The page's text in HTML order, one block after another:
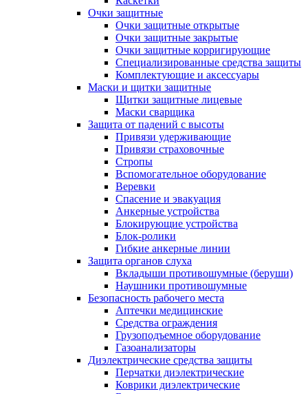
Очки защитные
Очки защитные открытые
Очки защитные закрытые
Очки защитные корригирующие
Специализированные средства защиты
Комплектующие и аксессуары
Маски и щитки защитные
Щитки защитные лицевые
Маски сварщика
Защита от падений с высоты
Привязи удерживающие
Привязи страховочные
Стропы
Вспомогательное оборудование
Веревки
Спасение и эвакуация
Анкерные устройства
Блокирующие устройства
Блок-ролики
Гибкие анкерные линии
Защита органов слуха
Вкладыши противошумные (беруши)
Наушники противошумные
Безопасность рабочего места
Аптечки медицинские
Средства ограждения
Грузоподъемное оборудование
Газоанализаторы
Диэлектрические средства защиты
Перчатки диэлектрические
Коврики диэлектрические